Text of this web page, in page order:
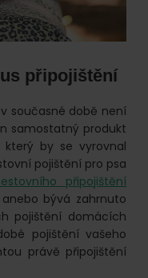
připojištění
současné době není
samostatný produkt
který by se vyrovnal
pojištění pro psa
připojištění
bývá zahrnuto
pojištění domácích
pojištění vašeho
právě připojištění